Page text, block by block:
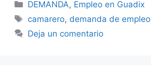
Categorías
DEMANDA, Empleo en Guadix
Etiquetas
camarero, demanda de empleo
Deja un comentario